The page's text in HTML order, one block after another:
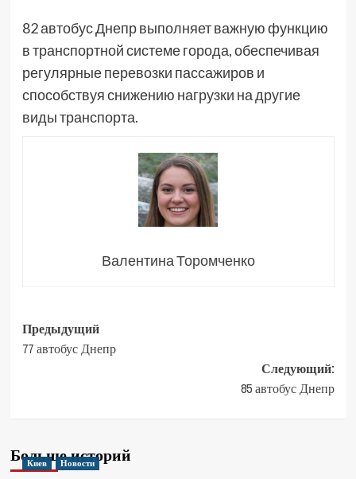
82 автобус Днепр выполняет важную функцию
в транспортной системе города, обеспечивая
регулярные перевозки пассажиров и
способствуя снижению нагрузки на другие
виды транспорта.
Валентина Торомченко
Навигация
записи
Предыдущий
77 автобус Днепр
Следующий:
85 автобус Днепр
Больше историй
Киев Новости